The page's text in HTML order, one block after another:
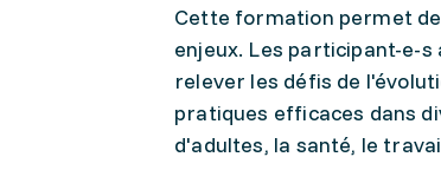
Cette formation permet
enjeux. Les participant-e-
relever les défis de
pratiques efficaces dans
d'adultes, la santé, le